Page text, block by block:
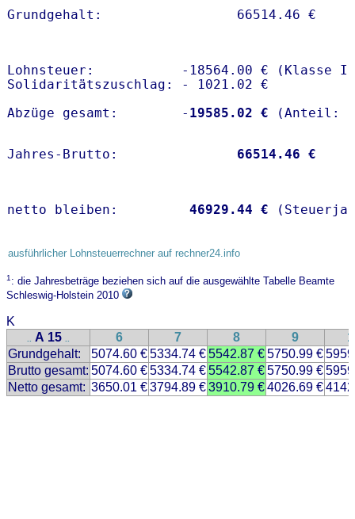
Lohnsteuer:           -18564.00 € (Klasse I)
Solidaritätszuschlag: - 1021.02 €
Abzüge gesamt:        - 19585.02 €
Jahres-Brutto: 66514.46 €
netto bleiben: 46929.44 €
ausführlicher Lohnsteuerrechner auf rechner24.info
1: die Jahresbeträge beziehen sich auf die ausgewählte Tabelle Beamte
Schleswig-Holstein 2010
K
.. A 15 .. 6 7 8 9
Grundgehalt:
5074.60 €5334.74 €5542.87 €5750.99 €
Brutto gesamt: 5074.60 €5334.74 €5542.87 €5750.99 €
Netto gesamt: 3650.01 €3794.89 €3910.79 €4026.69 €